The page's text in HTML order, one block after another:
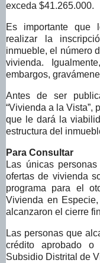
exceda $41.265.000.
Es importante que
realizar la
inmueble, el número
vivienda.
embargos,
Antes de ser
“Vivienda a la Vista”,
que le dará la
estructura del
Para Consultar
Las únicas
ofertas de vivienda
programa para el
Vivienda en
alcanzaron el cierre
Las personas que
crédito aprobado o
Subsidio Distrital de